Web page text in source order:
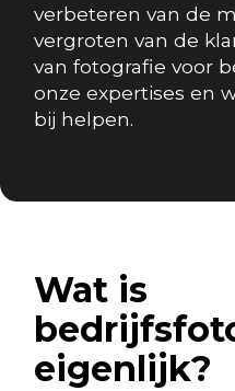
verbeteren van de
vergroten van de
van fotografie voor
onze expertises en
bij helpen.
Wat is
eigenlijk?